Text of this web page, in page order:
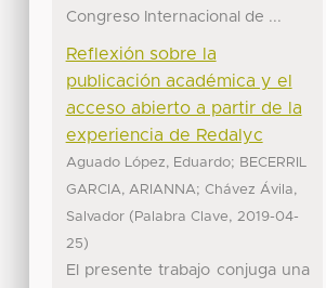
Congreso Internacional de ...
Reflexión sobre la
publicación académica y el
acceso abierto a partir de la
experiencia de Redalyc
Aguado López, Eduardo; BECERRIL
GARCIA, ARIANNA; Chávez Ávila,
Salvador ( Palabra Clave, 2019-04-
25)
El presente trabajo conjuga una